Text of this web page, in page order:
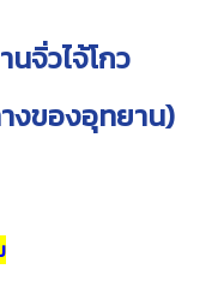
จิ่วไจ้โกว
งของอุทยาน)